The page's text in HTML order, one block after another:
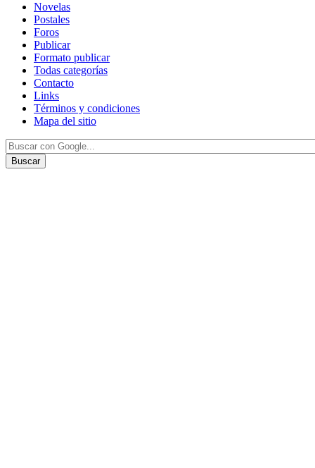
Novelas
Postales
Foros
Publicar
Formato publicar
Todas categorías
Contacto
Links
Términos y condiciones
Mapa del sitio
Buscar